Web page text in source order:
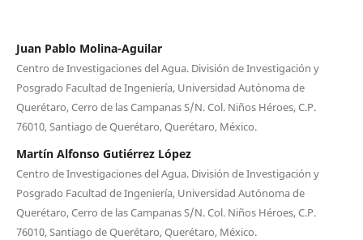
Juan Pablo Molina-Aguilar
Centro de Investigaciones del Agua. División de Investigación y
Posgrado Facultad de Ingeniería, Universidad Autónoma de
Querétaro, Cerro de las Campanas S/N. Col. Niños Héroes, C.P.
76010, Santiago de Querétaro, Querétaro, México.
Martín Alfonso Gutiérrez López
Centro de Investigaciones del Agua. División de Investigación y
Posgrado Facultad de Ingeniería, Universidad Autónoma de
Querétaro, Cerro de las Campanas S/N. Col. Niños Héroes, C.P.
76010, Santiago de Querétaro, Querétaro, México.